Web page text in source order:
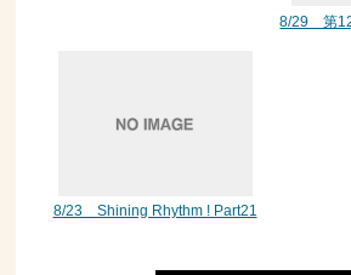
8/29 第
8/23 Shining Rhythm ! Part21